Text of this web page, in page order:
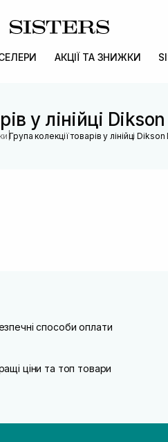
АКЦІЇ ТА ЗНИЖКИ
у лінійці
|Група колекції товарів у лінійці
способи оплати
ціни та топ товари